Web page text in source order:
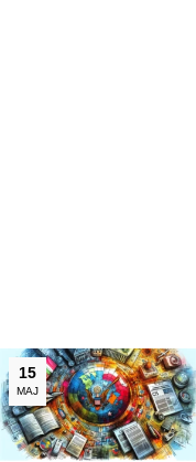
15
MAJ